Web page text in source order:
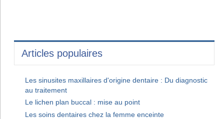
Articles populaires
Les sinusites maxillaires d'origine dentaire : Du diagnostic
au traitement
Le lichen plan buccal : mise au point
Les soins dentaires chez la femme enceinte